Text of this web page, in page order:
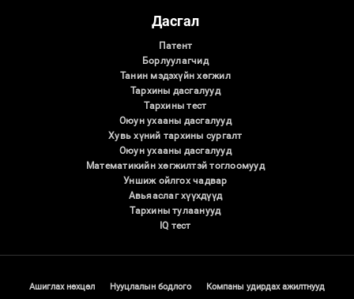
Дасгал
Патент
Борлуулагчид
Танин мэдэхүйн хөгжил
Тархины дасгалууд
Тархины тест
Оюун ухааны дасгалууд
Хувь хүний ​​тархины сургалт
Оюун ухааны дасгалууд
Математикийн хөгжилтэй тоглоомууд
Уншиж ойлгох чадвар
Авьяаслаг хүүхдүүд
Тархины тулаанууд
IQ тест
Ашиглах нөхцөл Нууцлалын бодлого Компаны удирдах ажилтнууд